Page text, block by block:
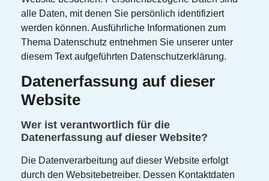
alle Daten, mit denen Sie persönlich identifiziert
werden können. Ausführliche Informationen zum
Thema Datenschutz entnehmen Sie unserer unter
diesem Text aufgeführten Datenschutzerklärung.
Datenerfassung auf dieser
Website
Wer ist verantwortlich für die
Datenerfassung auf dieser Website?
Die Datenverarbeitung auf dieser Website erfolgt
durch den Websitebetreiber. Dessen Kontaktdaten